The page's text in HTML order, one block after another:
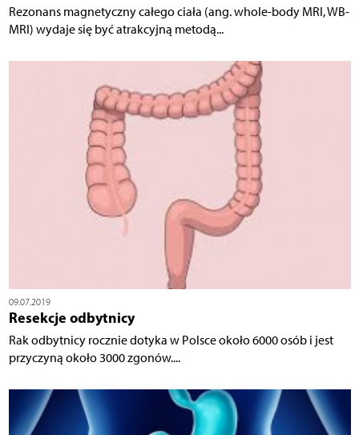
Rezonans magnetyczny całego ciała (ang. whole-body MRI, WB-
MRI) wydaje się być atrakcyjną metodą...
09.07.2019
Resekcje odbytnicy
Rak odbytnicy rocznie dotyka w Polsce około 6000 osób i jest
przyczyną około 3000 zgonów....